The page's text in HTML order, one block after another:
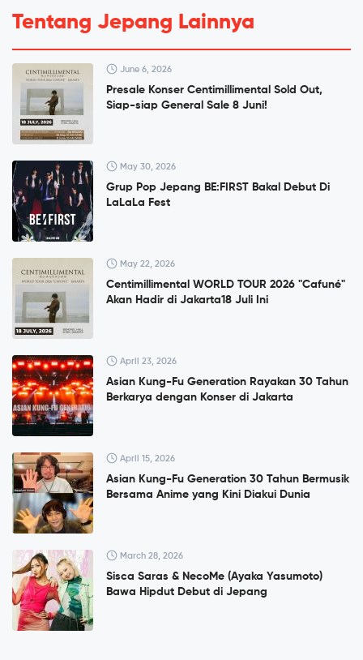
Tentang Jepang Lainnya
June 6, 2026
Presale Konser Centimillimental Sold Out,
Siap-siap General Sale 8 Juni!
May 30, 2026
Grup Pop Jepang BE:FIRST Bakal Debut Di
LaLaLa Fest
May 22, 2026
Centimillimental WORLD TOUR 2026 "Cafuné"
Akan Hadir di Jakarta18 Juli Ini
April 23, 2026
Asian Kung-Fu Generation Rayakan 30 Tahun
Berkarya dengan Konser di Jakarta
April 15, 2026
Asian Kung-Fu Generation 30 Tahun Bermusik
Bersama Anime yang Kini Diakui Dunia
March 28, 2026
Sisca Saras & NecoMe (Ayaka Yasumoto)
Bawa Hipdut Debut di Jepang